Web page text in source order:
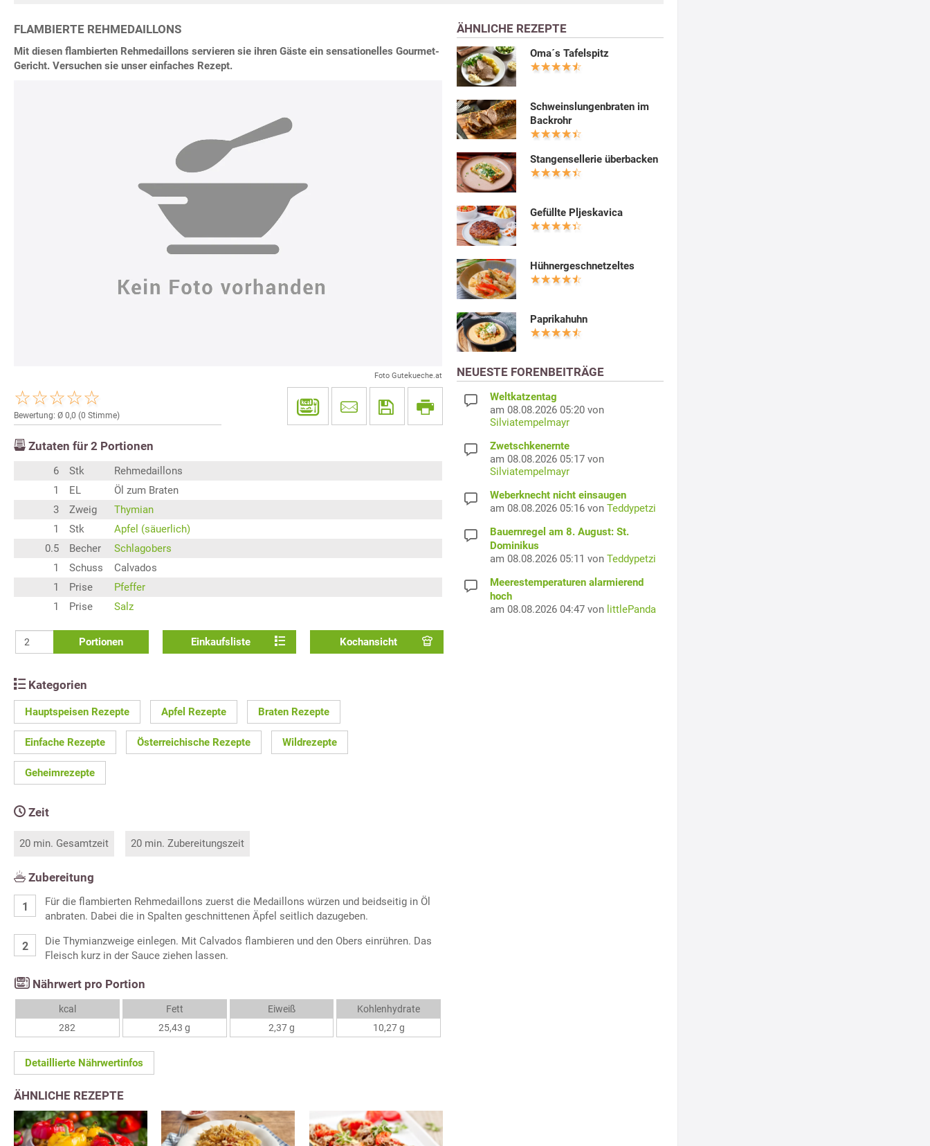
FLAMBIERTE REHMEDAILLONS
Mit diesen flambierten Rehmedaillons servieren sie ihren Gäste ein sensationelles Gourmet-
Gericht. Versuchen sie unser einfaches Rezept.
Foto Gutekueche.at
Bewertung: Ø 0,0 (0 Stimme)
Zutaten für 2 Portionen
6 Stk
Rehmedaillons
1
EL
Öl zum Braten
3
Zweig
Thymian
1
Stk
Apfel (säuerlich)
0.5
Becher
Schlagobers
1
Schuss
Calvados
1
Prise
Pfeffer
1
Prise Salz
Portionen Einkaufsliste Kochansicht
Kategorien
Hauptspeisen Rezepte Apfel Rezepte Braten Rezepte
Einfache Rezepte Österreichische Rezepte Wildrezepte
Geheimrezepte
Zeit
20 min. Gesamtzeit 20 min. Zubereitungszeit
Zubereitung
Für die flambierten Rehmedaillons zuerst die Medaillons würzen und beidseitig in Öl
anbraten. Dabei die in Spalten geschnittenen Äpfel seitlich dazugeben.
Die Thymianzweige einlegen. Mit Calvados flambieren und den Obers einrühren. Das
Fleisch kurz in der Sauce ziehen lassen.
Nährwert pro Portion
kcal
282
Fett
25,43 g
Eiweiß
2,37 g
Kohlenhydrate
10,27 g
Detaillierte Nährwertinfos
ÄHNLICHE REZEPTE
ÄHNLICHE REZEPTE
Oma´s Tafelspitz
Schweinslungenbraten im
Backrohr
Stangensellerie überbacken
Gefüllte Pljeskavica
Hühnergeschnetzeltes
Paprikahuhn
NEUESTE FORENBEITRÄGE
Weltkatzentag
am 08.08.2026 05:20 von
Silviatempelmayr
Zwetschkenernte
am 08.08.2026 05:17 von
Silviatempelmayr
Weberknecht nicht einsaugen
am 08.08.2026 05:16 von Teddypetzi
Bauernregel am 8. August: St.
Dominikus
am 08.08.2026 05:11 von Teddypetzi
Meerestemperaturen alarmierend
hoch
am 08.08.2026 04:47 von littlePanda